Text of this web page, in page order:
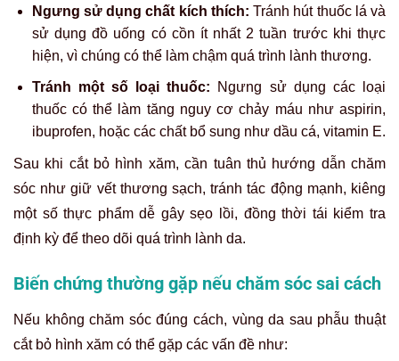
Ngưng sử dụng chất kích thích: Tránh hút thuốc lá và
sử dụng đồ uống có cồn ít nhất 2 tuần trước khi thực
hiện, vì chúng có thể làm chậm quá trình lành thương.
Tránh một số loại thuốc: Ngưng sử dụng các loại
thuốc có thể làm tăng nguy cơ chảy máu như aspirin,
ibuprofen, hoặc các chất bổ sung như dầu cá, vitamin E.
Sau khi cắt bỏ hình xăm, cần tuân thủ hướng dẫn chăm
sóc như giữ vết thương sạch, tránh tác động mạnh, kiêng
một số thực phẩm dễ gây sẹo lồi, đồng thời tái kiểm tra
định kỳ để theo dõi quá trình lành da.
Biến chứng thường gặp nếu chăm sóc sai cách
Nếu không chăm sóc đúng cách, vùng da sau phẫu thuật
cắt bỏ hình xăm có thể gặp các vấn đề như: